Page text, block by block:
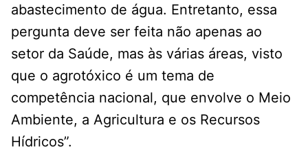
abastecimento de água. Entretanto, essa
pergunta deve ser feita não apenas ao
setor da Saúde, mas às várias áreas, visto
que o agrotóxico é um tema de
competência nacional, que envolve o Meio
Ambiente, a Agricultura e os Recursos
Hídricos”.